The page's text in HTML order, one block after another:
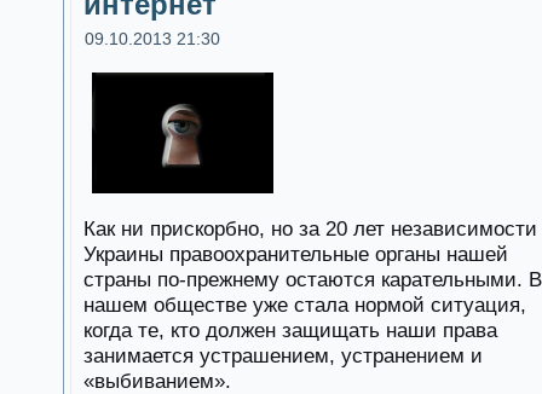
09.10.2013 21:30
Как ни прискорбно, но за 20 лет независимости
Украины правоохранительные органы нашей
страны по-прежнему остаются карательными. В
нашем обществе уже стала нормой ситуация,
когда те, кто должен защищать наши права
занимается устрашением, устранением и
«выбиванием».